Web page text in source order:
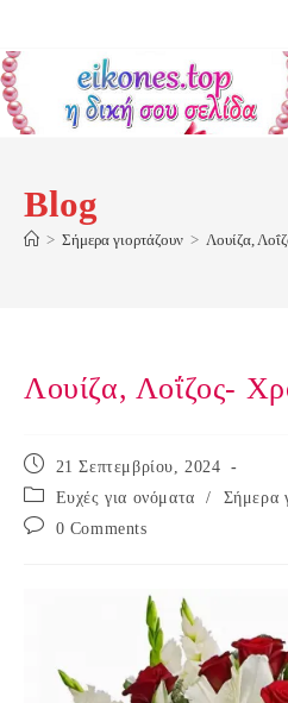
content
Blog
> Σήμερα γιορτάζουν > Λουίζα,
Λουίζα, Λοΐζος-
Post
published:
21 Σεπτεμβρίου, 2024
Post
category:
Ευχές για ονόματα /
Σήμερα
Post
0 Comments